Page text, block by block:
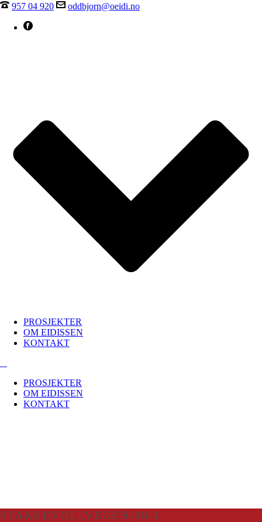
957 04 920 oddbjorn@oeidi.no
PROSJEKTER
OM EIDISSEN
KONTAKT
PROSJEKTER
OM EIDISSEN
KONTAKT
STAKKEVOLLVEGEN-98-1